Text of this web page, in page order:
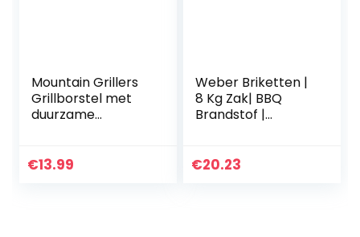
Mountain Grillers
Grillborstel met
duurzame
– voorkomt flare
€13.99
Weber Briketten |
8 Kg Zak| BBQ
Brandstof |
Te Steken | 100%
€20.23